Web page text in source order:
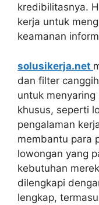
kredibilitasnya.
kerja untuk
keamanan
solusikerja.net
dan filter
untuk
khusus, seperti
pengalaman
membantu para
lowongan yang
kebutuhan
dilengkapi
lengkap,